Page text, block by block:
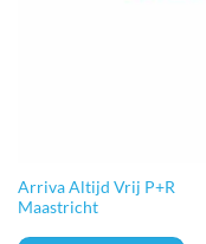
Arriva Altijd Vrij P+R
Maastricht